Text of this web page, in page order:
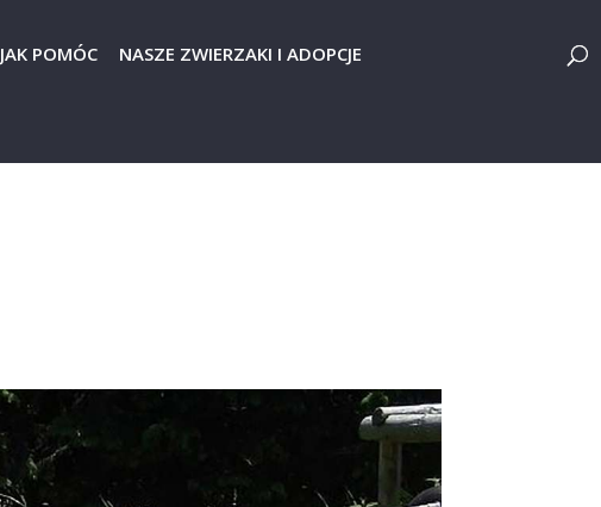
JAK POMÓC NASZE ZWIERZAKI I ADOPCJE